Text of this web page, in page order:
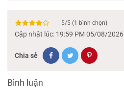
5/5 (1 bình chọn)
Cập nhật lúc: 19:59 PM 05/08/2026
Chia sẻ
Bình luận